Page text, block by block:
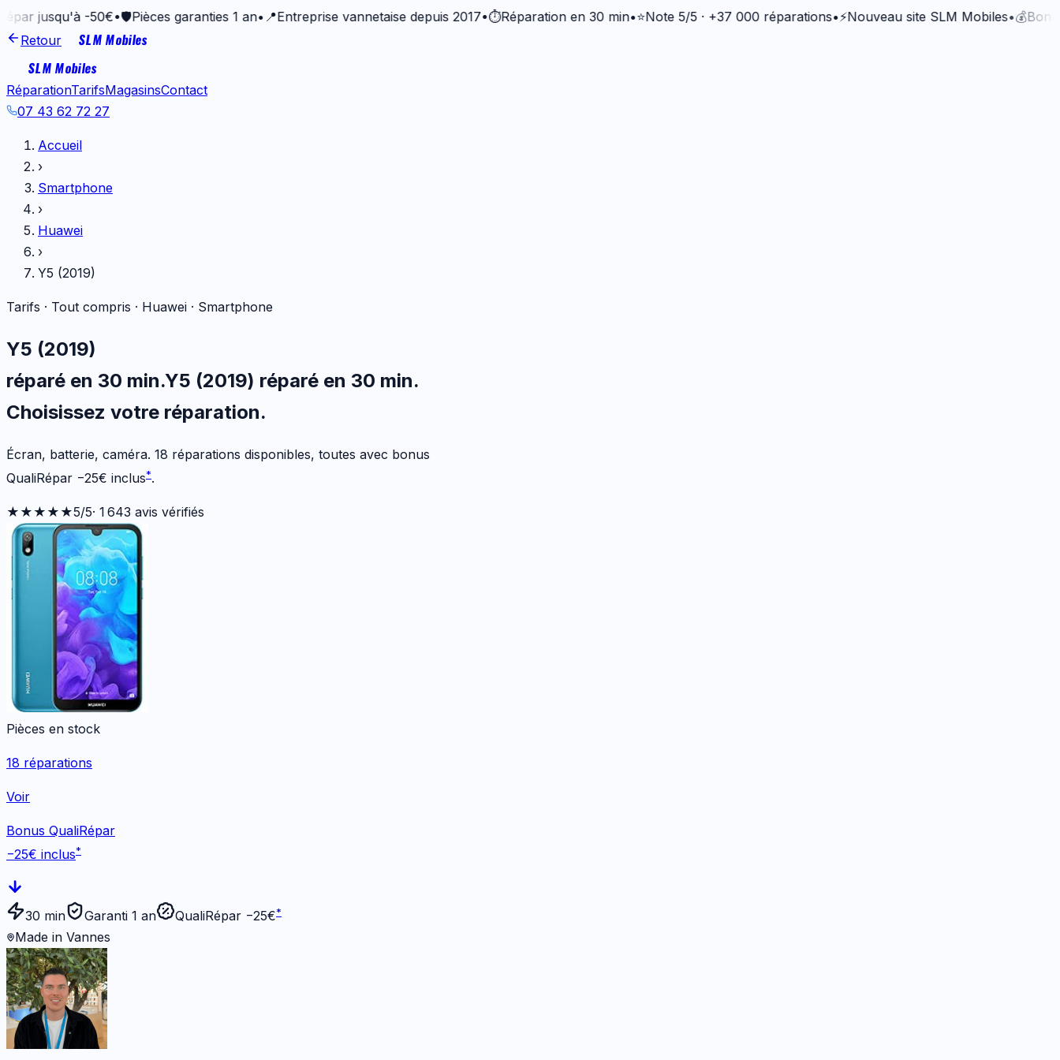
-50€• 🛡️Pièces garanties 1 an•📍 Entreprise vannetaise depuis 2017• ⏱️Réparation en 30 min•⭐ Note 5/5 · +37 000 réparations•⚡Nouveau site SLM Mobiles•💰Bonus
Retour
SLM Mobiles
SLM Mobiles
RéparationTarifsMagasinsContact
07 43 62 72 27
Accueil
›
Smartphone
›
Huawei
›
Y5 (2019)
Tarifs · Tout compris · Huawei · Smartphone
Y5 (2019)
réparé en 30 min.Y5 (2019) réparé en 30 min.
Choisissez votre réparation.
Écran, batterie, caméra. 18 réparations disponibles, toutes avec bonus
QualiRépar −25€ inclus*.
★★★★★5/5· 1 643 avis vérifiés
Pièces en stock
18 réparations
Voir
Bonus QualiRépar
−25€ inclus*
30 min Garanti 1 an QualiRépar −25€*
Made in Vannes